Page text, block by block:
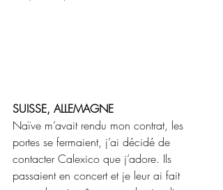
SUISSE, ALLEMAGNE
Naïve m’avait rendu mon contrat, les
portes se fermaient, j’ai décidé de
contacter Calexico que j’adore. Ils
passaient en concert et je leur ai fait